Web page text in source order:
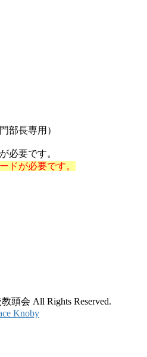
部長専用）
必要です。
ドが必要です。
頭会 All Rights Reserved.
Knoby